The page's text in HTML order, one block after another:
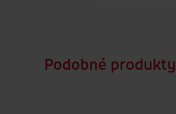
Podobné produkty